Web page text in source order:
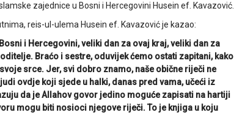
zajednice u Bosni i Hercegovini Husein ef. Kavazović.
reis-ul-ulema Husein ef. Kavazović je kazao:
i Hercegovini, veliki dan za ovaj kraj, veliki dan za
Braćo i sestre, oduvijek ćemo ostati zapitani, kako
srce. Jer, svi dobro znamo, naše obične riječi ne
ovdje koji sjede u halki, danas pred vama, učeći iz
da je Allahov govor jedino moguće zapisati na hartiji
mogu biti nosioci njegove riječi. To je knjiga u koju